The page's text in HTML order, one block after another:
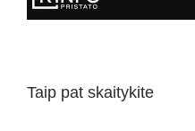
Taip pat skaitykite